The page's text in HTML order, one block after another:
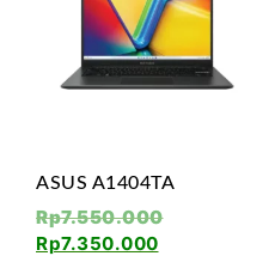
ASUS A1404TA
Rp7.550.000
Rp7.350.000